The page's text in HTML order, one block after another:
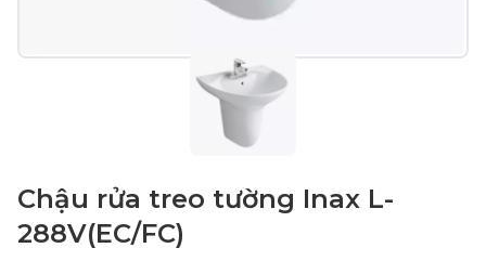
Chậu rửa treo tường Inax L-
288V(EC/FC)